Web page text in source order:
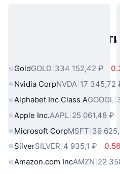
Популярные
GoldGOLD 334 152,42 ₽
Nvidia CorpNVDA 17 345,72
Alphabet Inc Class AGOOGL
Apple Inc.AAPL 25 061,48 ₽
Microsoft CorpMSFT 39
SilverSILVER 4 935,1 ₽
Amazon.com IncAMZN 22